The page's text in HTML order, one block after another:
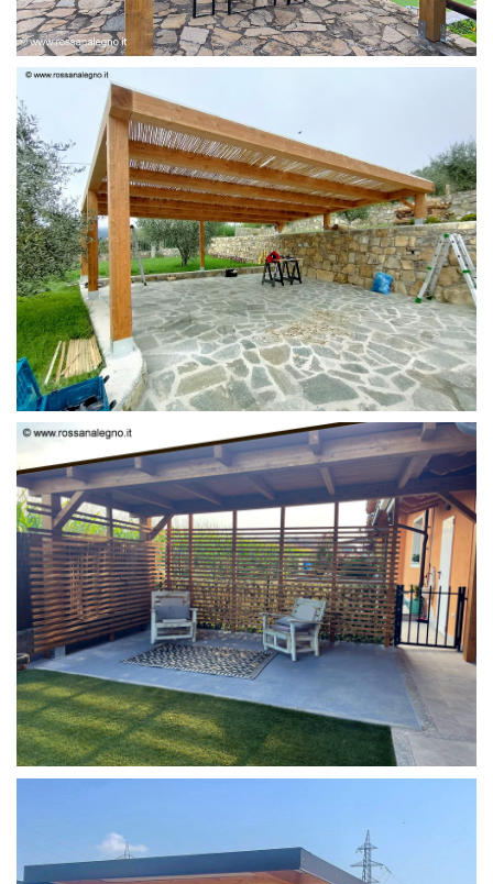
PERGOLA 6 X 3
COPERTURA MOBILE 2 AUTO